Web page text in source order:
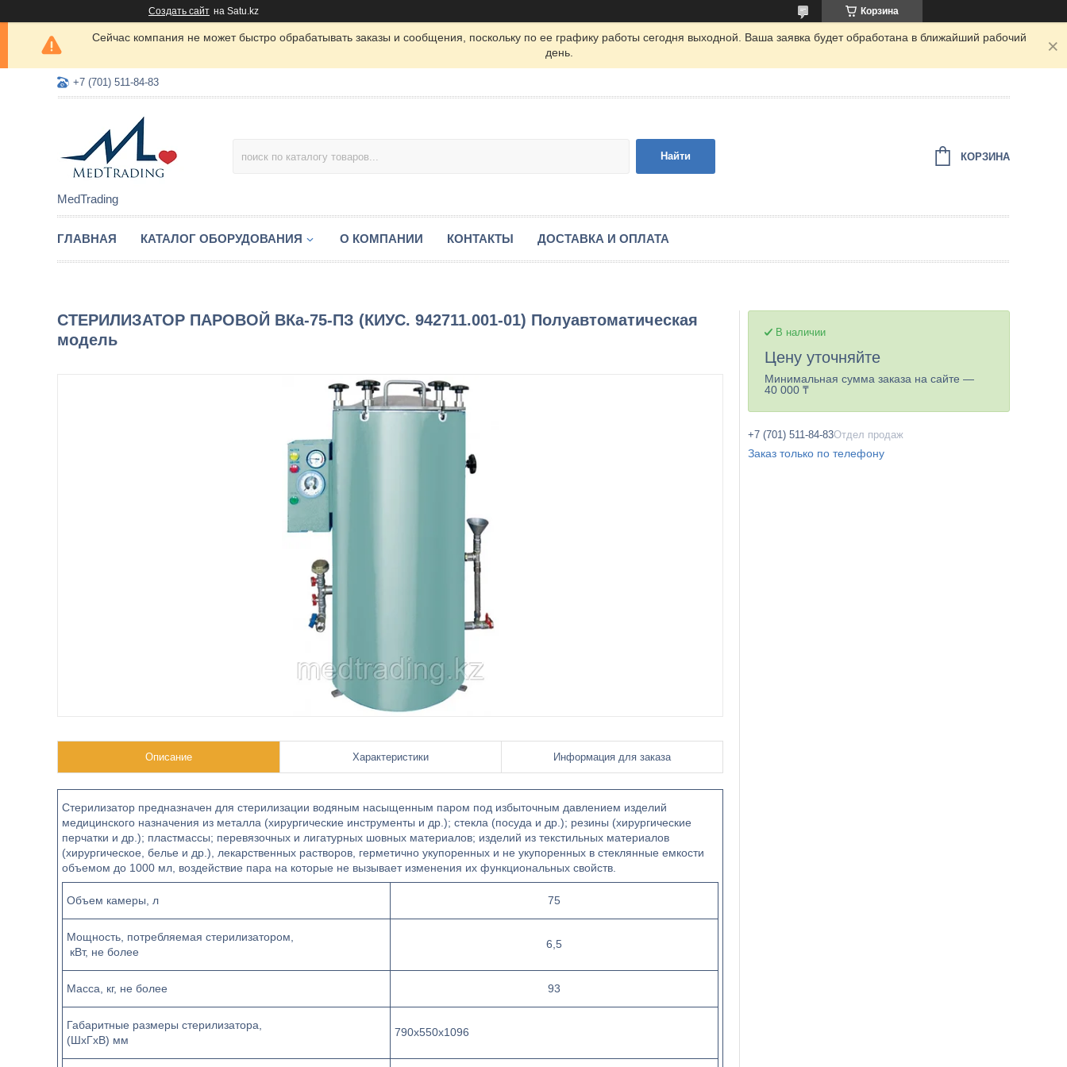
Создать сайт на Satu.kz Корзина
Сейчас компания не может быстро обрабатывать заказы и сообщения, поскольку по ее графику работы сегодня выходной. Ваша заявка будет обработана в ближайший рабочий
день.
+7 (701) 511-84-83
MedTrading
Найти КОРЗИНА
ГЛАВНАЯ КАТАЛОГ ОБОРУДОВАНИЯ О КОМПАНИИ КОНТАКТЫ ДОСТАВКА И ОПЛАТА
СТЕРИЛИЗАТОР ПАРОВОЙ ВКа-75-ПЗ (КИУС. 942711.001-01) Полуавтоматическая
модель
Описание Характеристики Информация для заказа
Стерилизатор предназначен для стерилизации водяным насыщенным паром под избыточным давлением изделий
медицинского назначения из металла (хирургические инструменты и др.); стекла (посуда и др.); резины (хирургические
перчатки и др.); пластмассы; перевязочных и лигатурных шовных материалов; изделий из текстильных материалов
(хирургическое, белье и др.), лекарственных растворов, герметично укупоренных и не укупоренных в стеклянные емкости
объемом до 1000 мл, воздействие пара на которые не вызывает изменения их функциональных свойств.
Объем камеры, л 75
Мощность, потребляемая стерилизатором,
кВт, не более
6,5
Масса, кг, не более 93
Габаритные размеры стерилизатора,
(ШхГхВ) мм
790х550х1096
В наличии
Цену уточняйте
Минимальная сумма заказа на сайте —
40 000 ₸
+7 (701) 511-84-83Отдел продаж
Заказ только по телефону